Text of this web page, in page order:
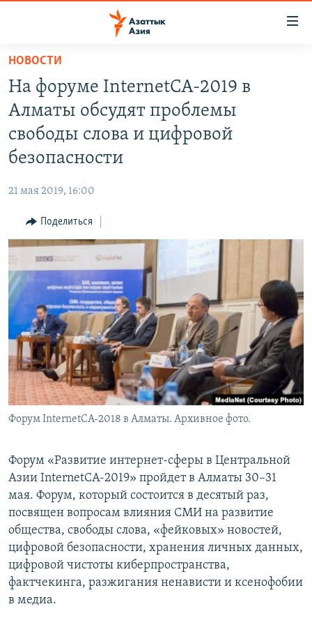
Вернуться
основному
содержанию
Вернутся
главной
Вернутся
поиску
ЦЕНТРАЛЬНАЯ АЗИЯ
КАЗАХСТАН
КЫРГЫЗСТАН
НОВОСТИ
ВОЙНА В УКРАИНЕ
НА ДРУГИХ ЯЗЫКАХ
ЎЗБЕКЧА
ТОҶИКӢ
TÜRKMENÇE
ПОДПИШИТЕСЬ НА НАС В СОЦСЕТЯХ
Все сайты РСЕ/РС
НОВОСТИ
На форуме InternetCA-2019 в
Алматы обсудят проблемы
свободы слова и цифровой
безопасности
21 мая 2019, 16:00
Поделиться
Форум InternetCA-2018 в Алматы. Архивное фото.
Форум «Развитие интернет-сферы в Центральной
Азии InternetCA-2019» пройдет в Алматы 30–31
мая. Форум, который состоится в десятый раз,
посвящен вопросам влияния СМИ на развитие
общества, свободы слова, «фейковых» новостей,
цифровой безопасности, хранения личных данных,
цифровой чистоты киберпространства,
фактчекинга, разжигания ненависти и ксенофобии
в медиа.